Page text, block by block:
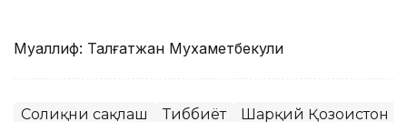
Муаллиф: Талғатжан Мухаметбекули
Соғлиқни сақлаш Тиббиёт Шарқий Қозоғистон